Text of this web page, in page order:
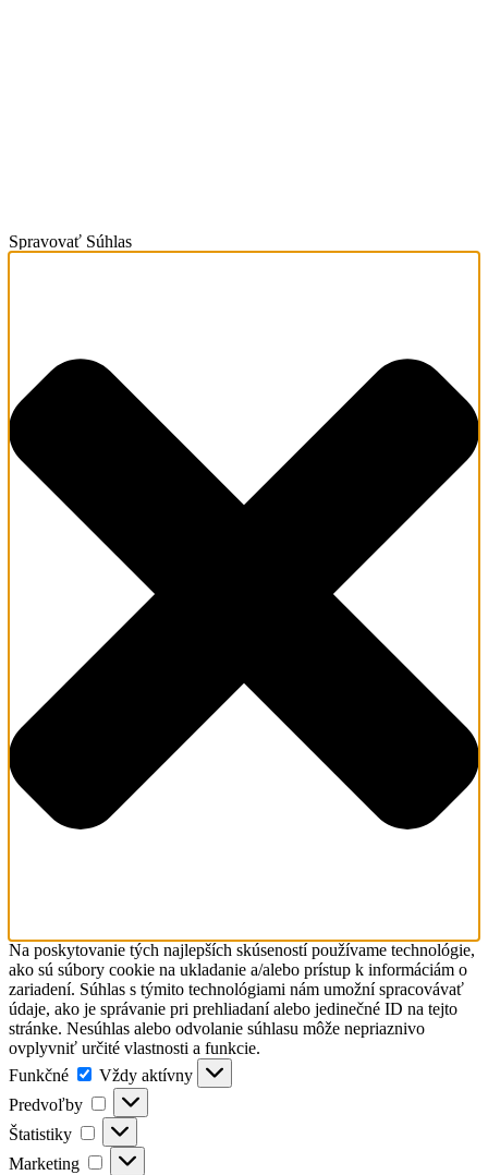
Spravovať Súhlas
Na poskytovanie tých najlepších skúseností používame technológie,
ako sú súbory cookie na ukladanie a/alebo prístup k informáciám o
zariadení. Súhlas s týmito technológiami nám umožní spracovávať
údaje, ako je správanie pri prehliadaní alebo jedinečné ID na tejto
stránke. Nesúhlas alebo odvolanie súhlasu môže nepriaznivo
ovplyvniť určité vlastnosti a funkcie.
Funkčné
Funkčné
Vždy aktívny
Predvoľby
Predvoľby
Štatistiky
Štatistiky
Marketing
Marketing